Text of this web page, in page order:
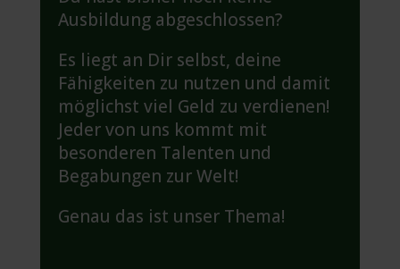
Ausbildung abgeschlossen?
Es liegt an Dir selbst, deine
Fähigkeiten zu nutzen und damit
möglichst viel Geld zu verdienen!
Jeder von uns kommt mit
besonderen Talenten und
Begabungen zur Welt!
Genau das ist unser Thema!